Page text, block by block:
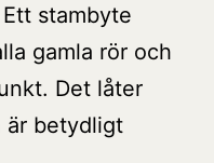
stambyte
gamla rör och
Det låter
är betydligt